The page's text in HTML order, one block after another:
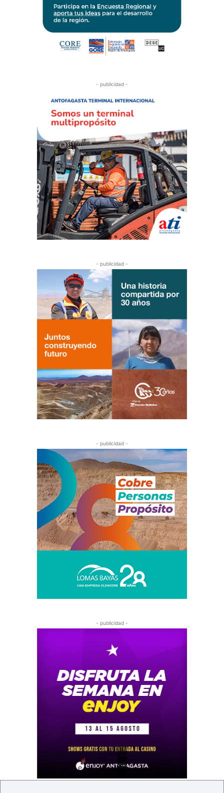
- publicidad -
- publicidad -
- publicidad -
- publicidad -